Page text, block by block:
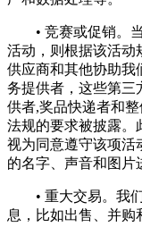
• 竞赛或促销。当
活动，则根据该活动
供应商和其他协助我
务提供者，这些第三
供者,奖品快递者和
法规的要求被披露。
视为同意遵守该项活
的名字、声音和图片
• 重大交易。我们
息，比如出售、并购